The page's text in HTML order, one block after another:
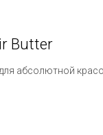
Butter
абсолютной